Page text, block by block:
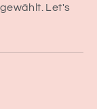
Let's